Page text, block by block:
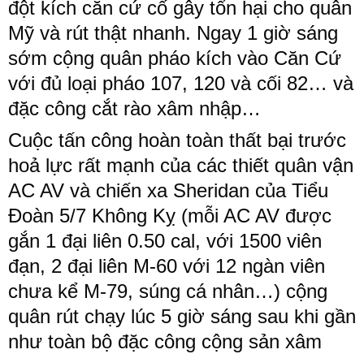
đột kích căn cứ cố gây tổn hại cho quân
Mỹ và rút thật nhanh. Ngay 1 giờ sáng
sớm cộng quân pháo kích vào Căn Cứ
với đủ loại pháo 107, 120 và cối 82… và
đặc công cắt rào xâm nhập…
Cuộc tấn công hoàn toàn thất bại trước
hoả lực rất mạnh của các thiết quân vận
AC AV và chiến xa Sheridan của Tiểu
Đoàn 5/7 Không Kỵ (mỗi AC AV được
gắn 1 đại liên 0.50 cal, với 1500 viên
đạn, 2 đại liên M-60 với 12 ngàn viên
chưa kể M-79, súng cá nhân…) cộng
quân rút chạy lúc 5 giờ sáng sau khi gần
như toàn bộ đặc công cộng sản xâm